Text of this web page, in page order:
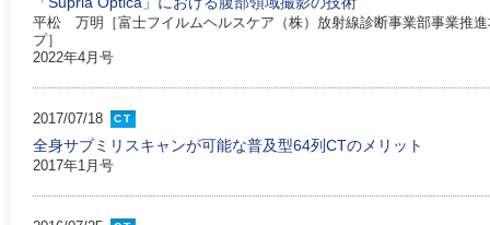
平松 万明［富士フイルムヘルスケア（株）放射線診断事業部事業推
プ］
2022年4月号
2017/07/18 CT
全身サブミリスキャンが可能な普及型64列CTのメリット
2017年1月号